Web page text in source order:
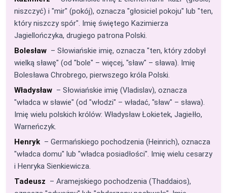
niszczyć) i "mir" (pokój), oznacza "głosiciel pokoju" lub "ten,
który niszczy spór". Imię świętego Kazimierza
Jagiellończyka, drugiego patrona Polski.
Bolesław – Słowiańskie imię, oznacza "ten, który zdobył
wielką sławę" (od "bole" – więcej, "sław" – sława). Imię
Bolesława Chrobrego, pierwszego króla Polski.
Władysław – Słowiańskie imię (Vladislav), oznacza
"władca w sławie" (od "włodzi" – władać, "sław" – sława).
Imię wielu polskich królów: Władysław Łokietek, Jagiełło,
Warneńczyk.
Henryk – Germańskiego pochodzenia (Heinrich), oznacza
"władca domu" lub "władca posiadłości". Imię wielu cesarzy
i Henryka Sienkiewicza.
Tadeusz – Aramejskiego pochodzenia (Thaddaios),